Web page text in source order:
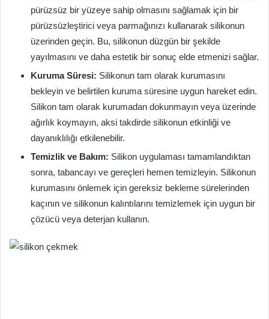
pürüzsüz bir yüzeye sahip olmasını sağlamak için bir
pürüzsüzleştirici veya parmağınızı kullanarak silikonun
üzerinden geçin. Bu, silikonun düzgün bir şekilde
yayılmasını ve daha estetik bir sonuç elde etmenizi sağlar.
Kuruma Süresi: Silikonun tam olarak kurumasını
bekleyin ve belirtilen kuruma süresine uygun hareket edin.
Silikon tam olarak kurumadan dokunmayın veya üzerinde
ağırlık koymayın, aksi takdirde silikonun etkinliği ve
dayanıklılığı etkilenebilir.
Temizlik ve Bakım: Silikon uygulaması tamamlandıktan
sonra, tabancayı ve gereçleri hemen temizleyin. Silikonun
kurumasını önlemek için gereksiz bekleme sürelerinden
kaçının ve silikonun kalıntılarını temizlemek için uygun bir
çözücü veya deterjan kullanın.